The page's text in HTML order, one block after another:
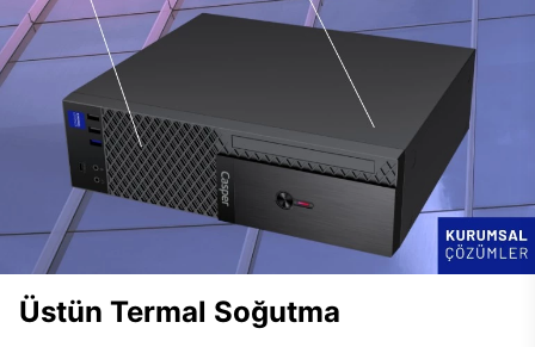
Üstün Termal Soğutma